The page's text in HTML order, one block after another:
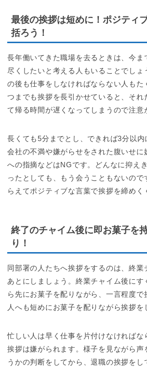
最後の挨拶は短めに！ポジティ
括ろう！
長年働いてきた職場を去るときは、今ま
尽くしたいと考える人もいることでしょ
の後も仕事をしなければならない人もた
つまでも挨拶を長引かせていると、それ
て帰る時間が遅くなってしまうので注意
長くても5分までとし、できれば3分以内
会社の不満や嫌がらせをされた腹いせに
への指摘などはNGです。どんなに抑え
ったとしても、もう会うこともないので
らえてポジティブな言葉で挨拶を締めく
終了のチャイム後に即お菓子を
り！
同部署の人たちへ挨拶をするのは、終業
あとにしましょう。終業チャイム後にす
ら先にお菓子を配りながら、一言程度で
人へも短めにお菓子を配りながら挨拶を
忙しい人は早く仕事を片付けなければな
挨拶は嫌がられます。様子を見ながら声
うかの判断をしてから、退職の挨拶をし